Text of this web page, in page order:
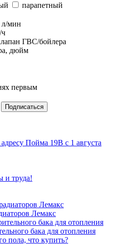
парапетный
л/мин
ч
ГВС/бойлера
дюйм
первым
Пойма 19В с 1 августа
и труда!
Лемакс
бака для отопления